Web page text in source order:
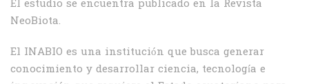
El estudio se encuentra publicado en la Revista
NeoBiota.
El INABIO es una institución que busca generar
conocimiento y desarrollar ciencia, tecnología e